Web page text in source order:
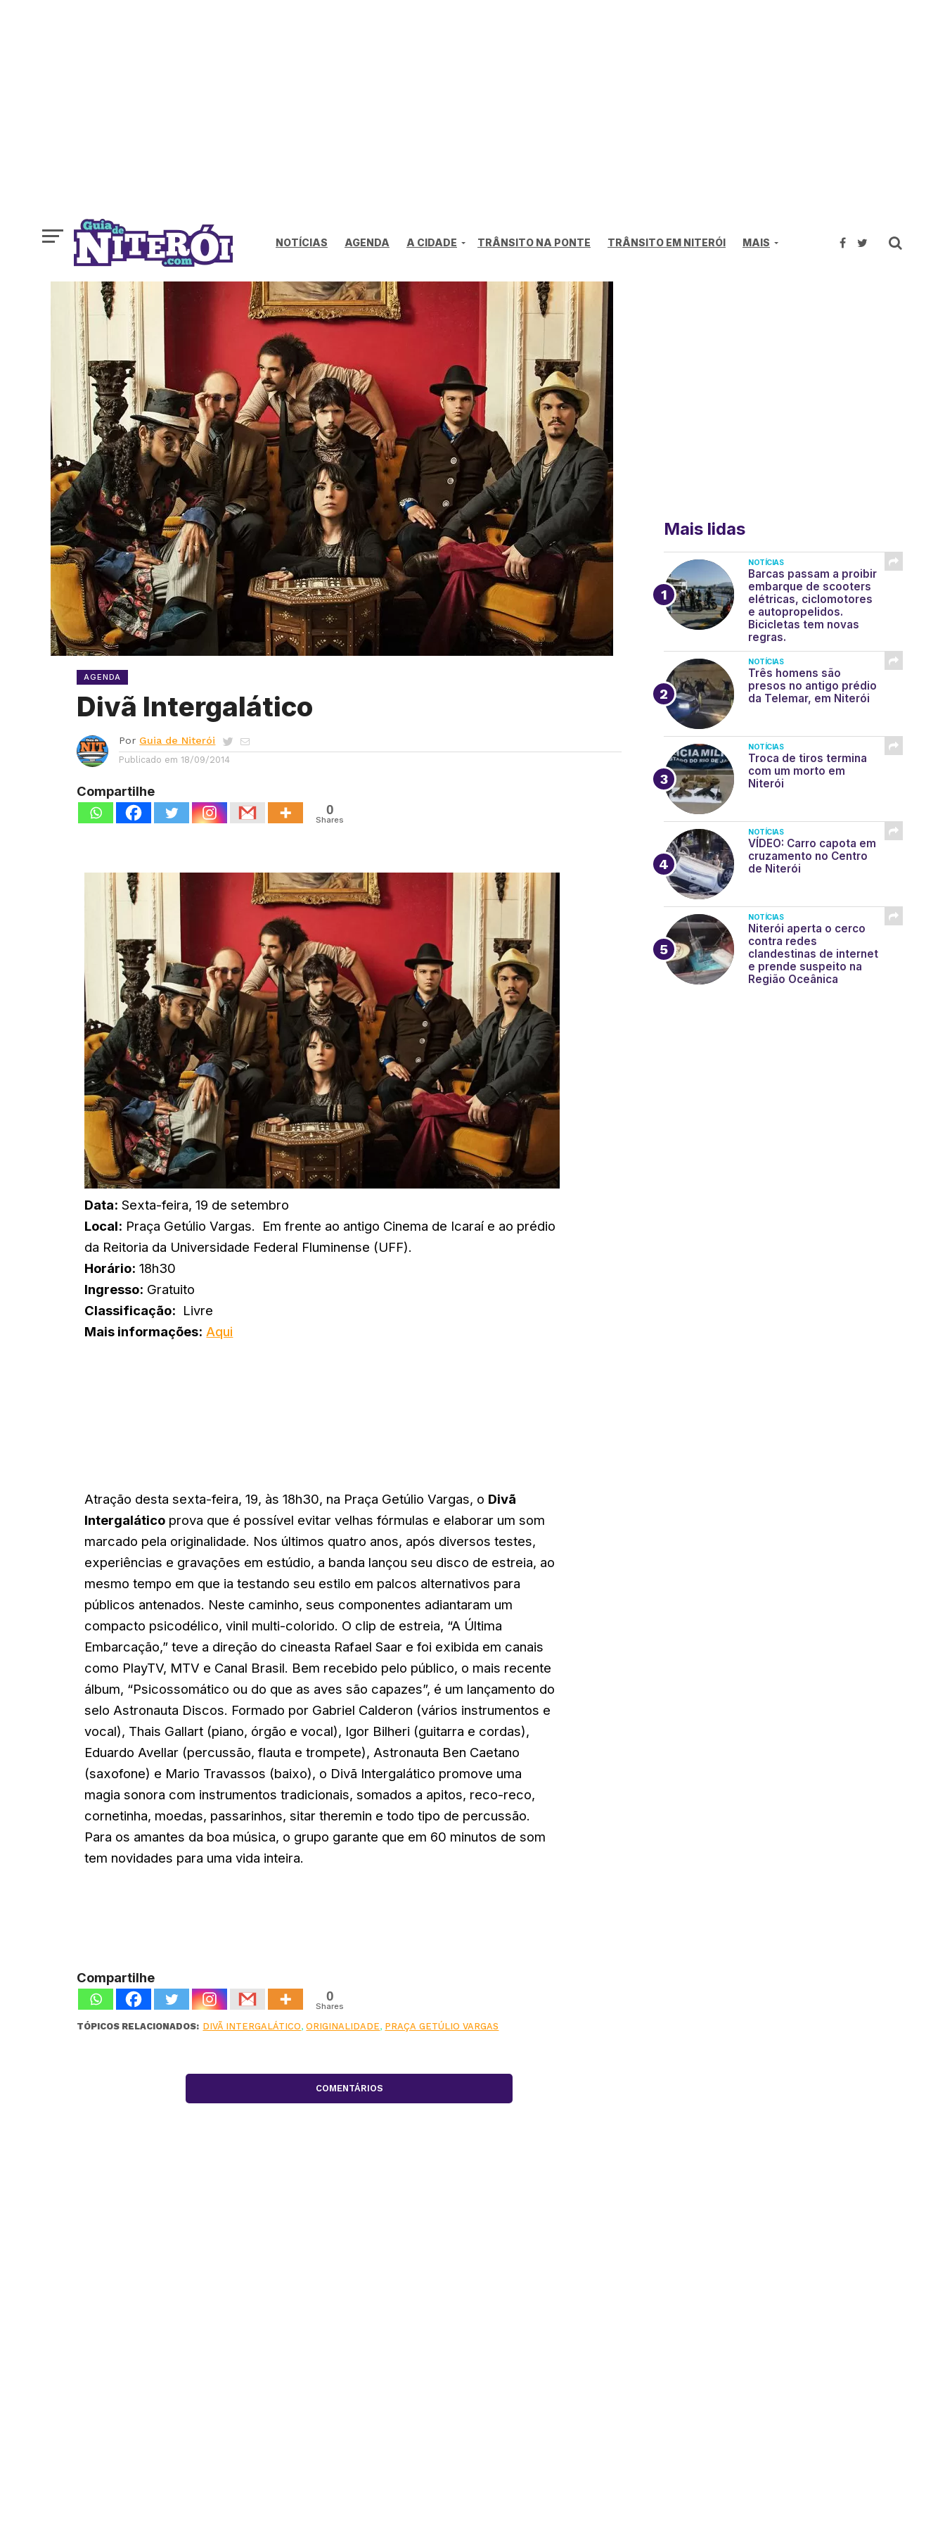
NOTÍCIAS AGENDA A CIDADE TRÂNSITO NA PONTE TRÂNSITO EM NITERÓI MAIS
AGENDA
Divã Intergalático
Por Guia de Niterói
Publicado em 18/09/2014
Compartilhe
0
Shares
Data: Sexta-feira, 19 de setembro
Local: Praça Getúlio Vargas.
Em frente ao antigo Cinema de Icaraí e ao prédio
da Reitoria da Universidade Federal Fluminense (UFF).
Horário: 18h30
Ingresso: Gratuito
Classificação: Livre
Mais informações: Aqui
Atração desta sexta-feira, 19, às 18h30, na Praça Getúlio Vargas, o Divã
Intergalático prova que é possível evitar velhas fórmulas e elaborar um som
marcado pela originalidade. Nos últimos quatro anos, após diversos testes,
experiências e gravações em estúdio, a banda lançou seu disco de estreia, ao
mesmo tempo em que ia testando seu estilo em palcos alternativos para
públicos antenados. Neste caminho, seus componentes adiantaram um
compacto psicodélico, vinil multi-colorido. O clip de estreia, “A Última
Embarcação,” teve a direção do cineasta Rafael Saar e foi exibida em canais
como PlayTV, MTV e Canal Brasil. Bem recebido pelo público, o mais recente
álbum, “Psicossomático ou do que as aves são capazes”, é um lançamento do
selo Astronauta Discos. Formado por Gabriel Calderon (vários instrumentos e
vocal), Thais Gallart (piano, órgão e vocal), Igor Bilheri (guitarra e cordas),
Eduardo Avellar (percussão, flauta e trompete), Astronauta Ben Caetano
(saxofone) e Mario Travassos (baixo), o Divã Intergalático promove uma
magia sonora com instrumentos tradicionais, somados a apitos, reco-reco,
cornetinha, moedas, passarinhos, sitar theremin e todo tipo de percussão.
Para os amantes da boa música, o grupo garante que em 60 minutos de som
tem novidades para uma vida inteira.
Compartilhe
0
Shares
TÓPICOS RELACIONADOS: DIVÃ INTERGALÁTICO,ORIGINALIDADE, PRAÇA GETÚLIO VARGAS
COMENTÁRIOS
Mais lidas
NOTÍCIAS
Barcas passam a proibir
embarque de scooters
elétricas, ciclomotores
e autopropelidos.
Bicicletas tem novas
regras.
NOTÍCIAS
Três homens são
presos no antigo prédio
da Telemar, em Niterói
NOTÍCIAS
Troca de tiros termina
com um morto em
Niterói
NOTÍCIAS
VÍDEO: Carro capota em
cruzamento no Centro
de Niterói
NOTÍCIAS
Niterói aperta o cerco
contra redes
clandestinas de internet
e prende suspeito na
Região Oceânica